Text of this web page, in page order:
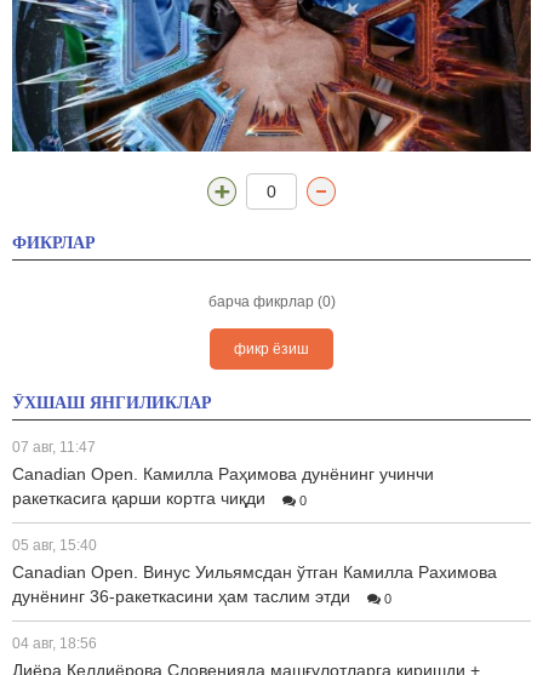
0
ФИКРЛАР
барча фикрлар (0)
фикр ёзиш
ЎХШАШ ЯНГИЛИКЛАР
07 авг, 11:47
Canadian Open. Камилла Раҳимова дунёнинг учинчи
ракеткасига қарши кортга чиқди
0
05 авг, 15:40
Canadian Open. Винус Уильямсдан ўтган Камилла Рахимова
дунёнинг 36-ракеткасини ҳам таслим этди
0
04 авг, 18:56
Диёра Келдиёрова Словенияда машғулотларга киришди +